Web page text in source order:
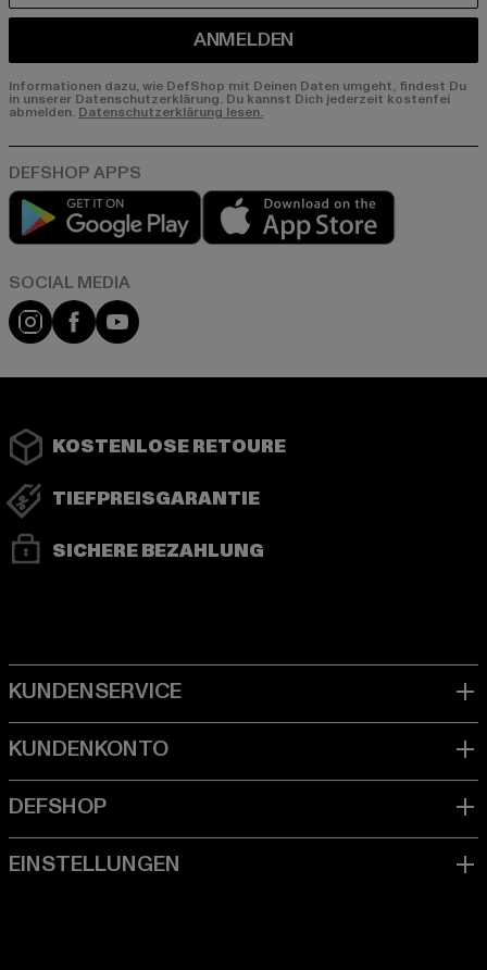
ANMELDEN
Informationen dazu, wie DefShop mit Deinen Daten umgeht, findest Du
in unserer Datenschutzerklärung. Du kannst Dich jederzeit kostenfei
abmelden. Datenschutzerklärung lesen.
Play market
Instagram
FacebookYouTube
KOSTENLOSE RETOURE
TIEFPREISGARANTIE
SICHERE BEZAHLUNG